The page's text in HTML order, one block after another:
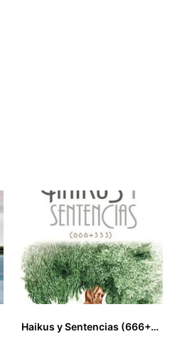
Haikus y Sentencias (666+333)